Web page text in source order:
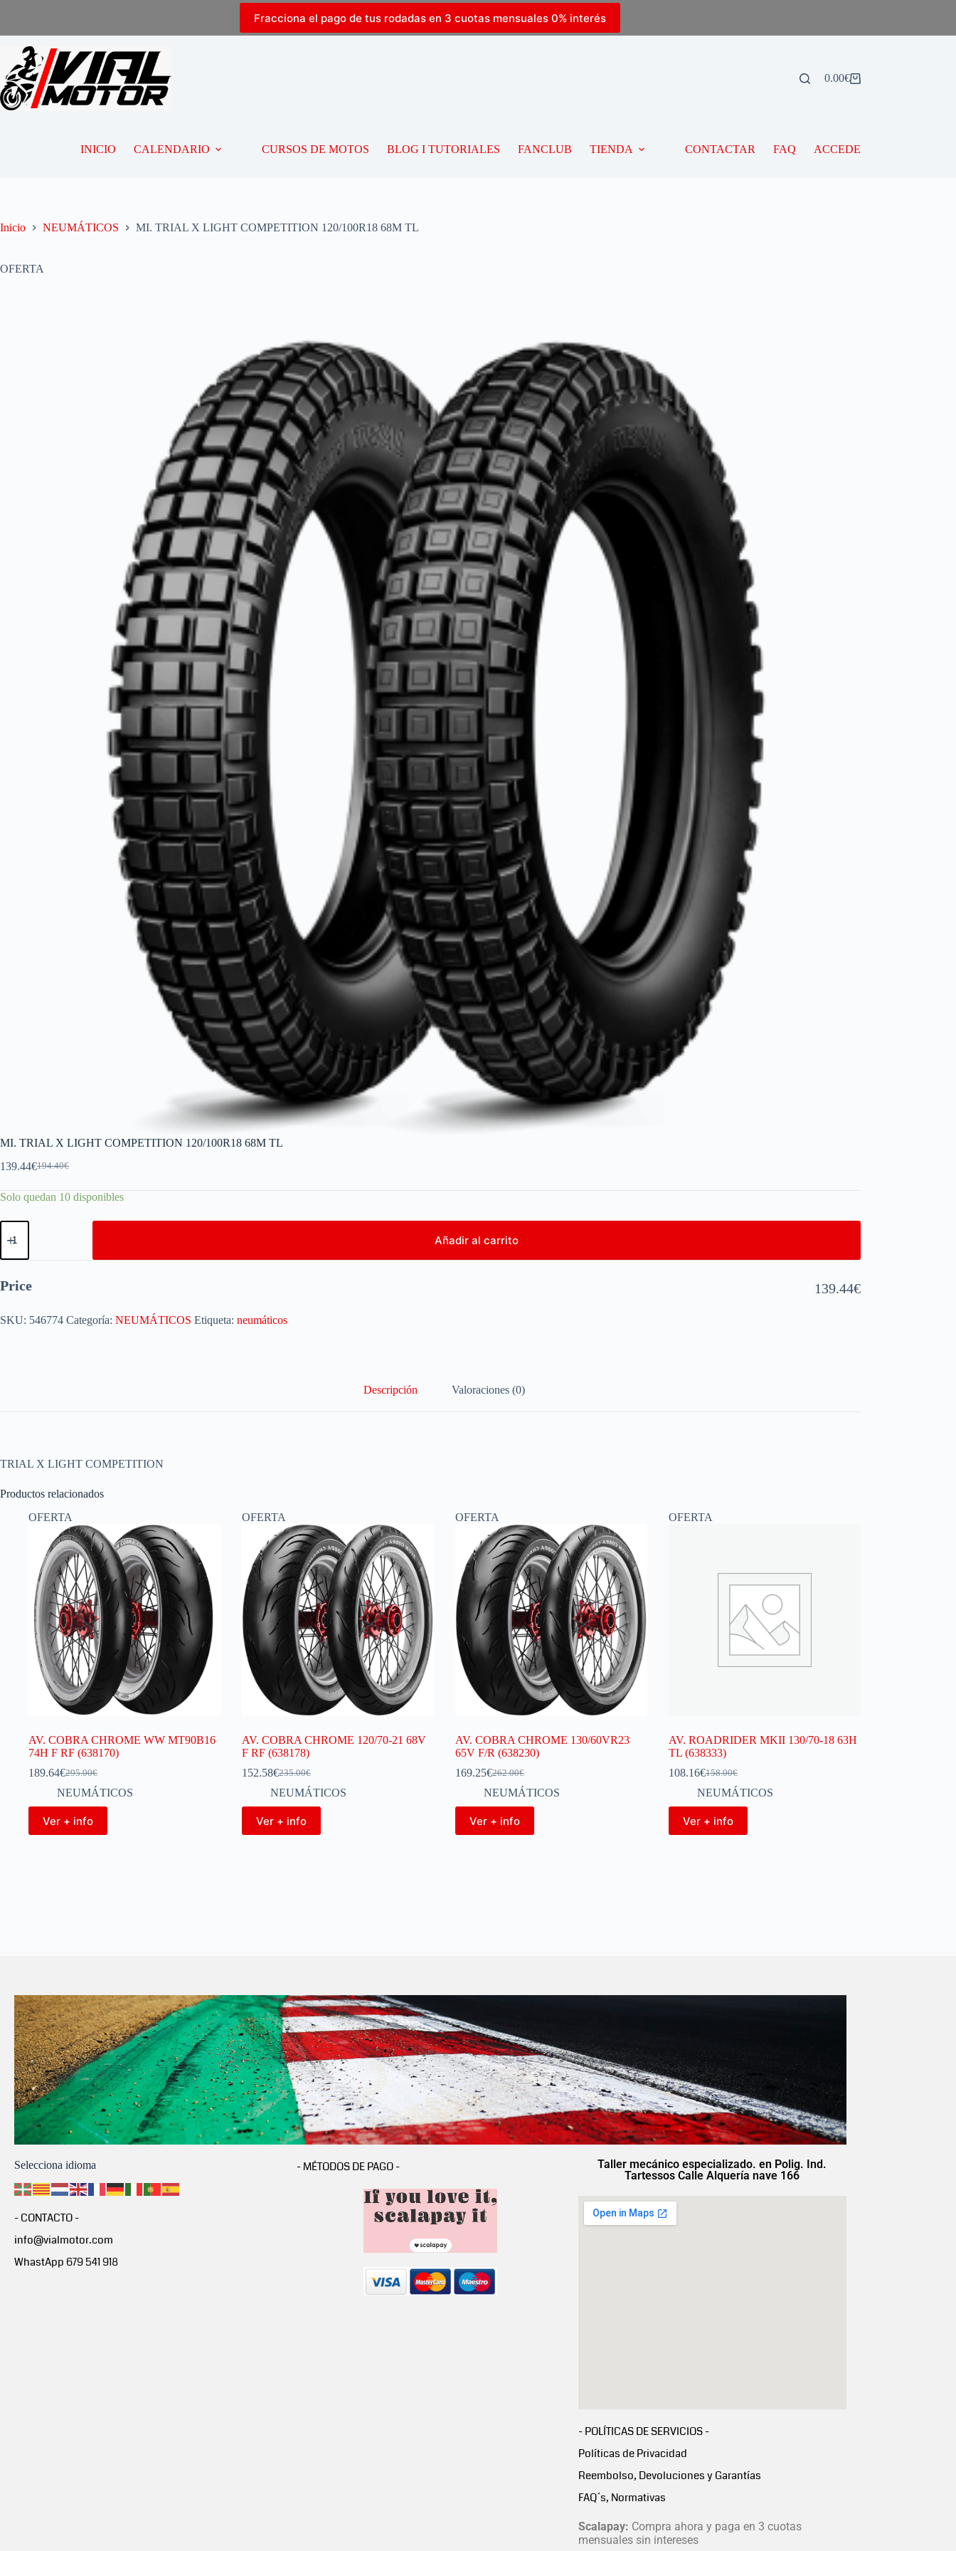
Fracciona el pago de tus rodadas en 3 cuotas mensuales 0% interés
0.00€
INICIO CALENDARIO CURSOS DE MOTOS BLOG I TUTORIALES FANCLUB TIENDA CONTACTAR FAQ ACCEDE
Inicio NEUMÁTICOS MI. TRIAL X LIGHT COMPETITION 120/100R18 68M TL
OFERTA
MI. TRIAL X LIGHT COMPETITION 120/100R18 68M TL
194.40€
139.44€
Solo quedan 10 disponibles
Añadir al carrito
Price 139.44€
SKU: 546774 Categoría: NEUMÁTICOS Etiqueta: neumáticos
Descripción Valoraciones (0)
TRIAL X LIGHT COMPETITION
Productos relacionados
OFERTA
AV. COBRA CHROME WW MT90B16
74H F RF (638170)
295.00€
189.64€
NEUMÁTICOS
Ver + info
OFERTA
AV. COBRA CHROME 120/70-21 68V
F RF (638178)
235.00€
152.58€
NEUMÁTICOS
Ver + info
OFERTA
AV. COBRA CHROME 130/60VR23
65V F/R (638230)
262.00€
169.25€
NEUMÁTICOS
Ver + info
OFERTA
AV. ROADRIDER MKII 130/70-18 63H
TL (638333)
158.00€
108.16€
NEUMÁTICOS
Ver + info
Selecciona idioma
- CONTACTO -
info@vialmotor.com
WhastApp 679 541 918
- MÉTODOS DE PAGO -
Taller mecánico especializado. en Polig. Ind.
Tartessos Calle Alquería nave 166
- POLÍTICAS DE SERVICIOS -
Políticas de Privacidad
Reembolso, Devoluciones y Garantías
FAQ´s, Normativas
Scalapay: Compra ahora y paga en 3 cuotas
mensuales sin intereses